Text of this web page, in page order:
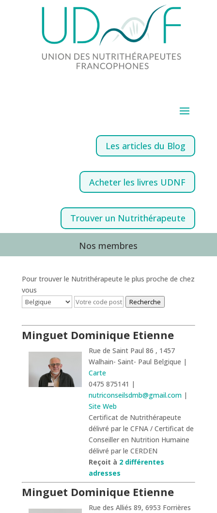
Les articles du Blog
Acheter les livres UDNF
Trouver un Nutrithérapeute
Nos membres
Pour trouver le Nutrithérapeute le plus proche de chez
vous
Recherche
Minguet Dominique Etienne
Rue de Saint Paul 86 , 1457
Walhain- Saint- Paul Belgique |
Carte
0475 875141 |
nutriconseilsdmb@gmail.com|
Site Web
Certificat de Nutrithérapeute
délivré par le CFNA / Certificat de
Conseiller en Nutrition Humaine
délivré par le CERDEN
Reçoit à 2 différentes
adresses
Minguet Dominique Etienne
Rue des Alliés 89, 6953 Forrières